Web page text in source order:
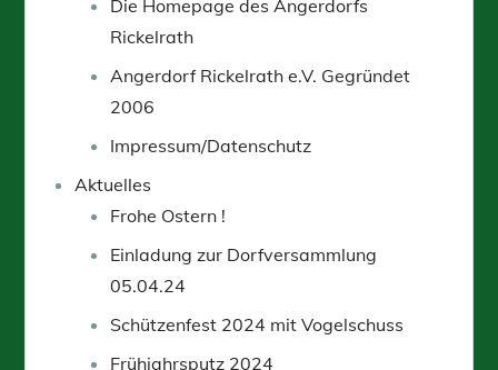
Die Homepage des Angerdorfs
Rickelrath
Angerdorf Rickelrath e.V. Gegründet
2006
Impressum/Datenschutz
Aktuelles
Frohe Ostern !
Einladung zur Dorfversammlung
05.04.24
Schützenfest 2024 mit Vogelschuss
Frühjahrsputz 2024